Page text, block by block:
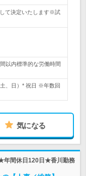
て決定いたします※試
以内標準的な労働時間
、日）* 祝日 ※年数回
気になる
年間休日120日★香川勤務